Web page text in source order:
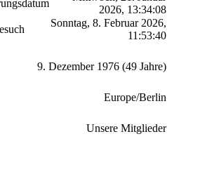
2026, 13:34:08
Sonntag, 8. Februar 2026,
11:53:40
9. Dezember 1976 (49 Jahre)
Europe/Berlin
Unsere Mitglieder